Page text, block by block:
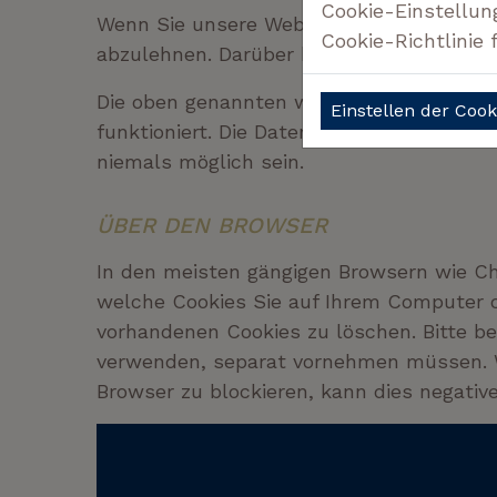
Wenn Sie unsere Website zum ersten
abzulehnen. Darüber hinaus können Sie
Die oben genannten wesentlichen
funktioniert. Die Daten, die wir über
niemals möglich sein.
ÜBER DEN BROWSER
In den meisten gängigen Browsern wie
welche Cookies Sie auf Ihrem
vorhandenen Cookies zu löschen. Bitte
verwenden, separat vornehmen
Browser zu blockieren, kann dies
Cookie-
Cookie-Richtlinie
Einstellen der